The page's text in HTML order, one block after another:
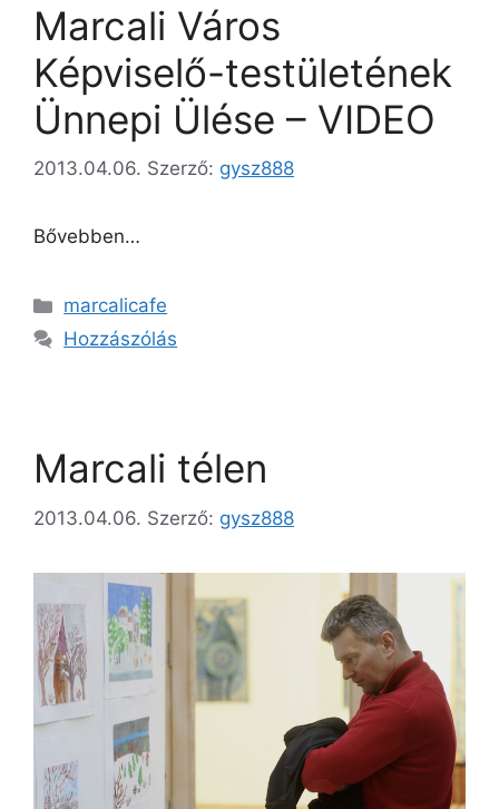
Marcali Város
Képviselő-testületének
Ünnepi Ülése – VIDEO
2013.04.06. Szerző: gysz888
Bővebben…
marcalicafe
Hozzászólás
Marcali télen
2013.04.06. Szerző: gysz888